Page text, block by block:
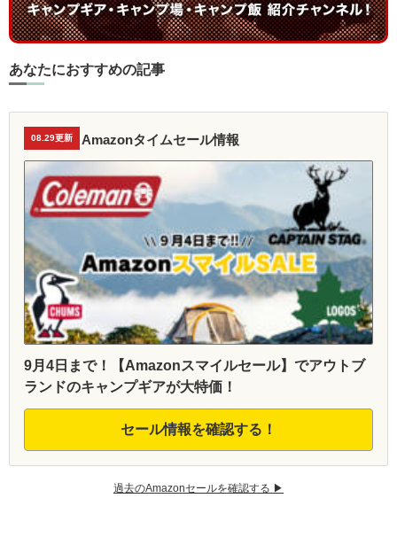
あなたにおすすめの記事
08.29更新 Amazonタイムセール情報
9月4日まで！【Amazonスマイルセール】でアウトブ
ランドのキャンプギアが大特価！
セール情報を確認する！
過去のAmazonセールを確認する ▶︎